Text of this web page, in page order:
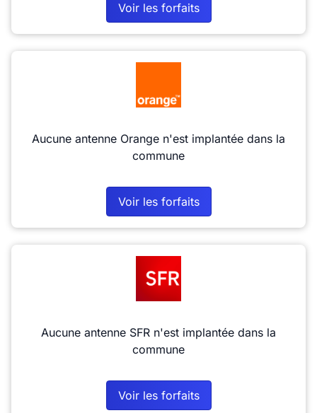
Voir les forfaits
Aucune antenne Orange n'est implantée dans la
commune
Voir les forfaits
Aucune antenne SFR n'est implantée dans la
commune
Voir les forfaits